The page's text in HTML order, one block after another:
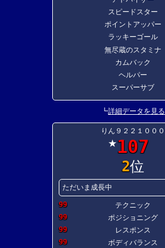
スピードスター
ポイントアッパー
ラッキーゴール
無尽蔵のスタミナ
カムバック
ヘルパー
スーパーサブ
┗詳細データを見る
りん９２２１０００
★107
2位
ただいま成長中
99
テクニック
99
ポジショニング
99
レスポンス
99
ボディバランス